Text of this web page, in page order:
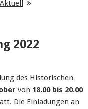
Aktuell
2022
des Historischen
von 18.00 bis 20.00
Die Einladungen an